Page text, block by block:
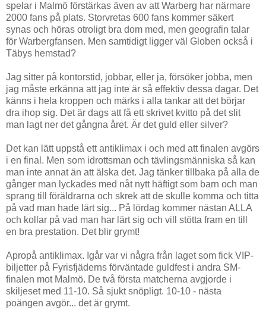
spelar i Malmö förstärkas även av att Warberg har närmare
2000 fans på plats. Storvretas 600 fans kommer säkert
synas och höras otroligt bra dom med, men geografin talar
för Warbergfansen. Men samtidigt ligger väl Globen också i
Täbys hemstad?
Jag sitter på kontorstid, jobbar, eller ja, försöker jobba, men
jag måste erkänna att jag inte är så effektiv dessa dagar. Det
känns i hela kroppen och märks i alla tankar att det börjar
dra ihop sig. Det är dags att få ett skrivet kvitto på det slit
man lagt ner det gångna året. Är det guld eller silver?
Det kan lätt uppstå ett antiklimax i och med att finalen avgörs
i en final. Men som idrottsman och tävlingsmänniska så kan
man inte annat än att älska det. Jag tänker tillbaka på alla de
gånger man lyckades med nåt nytt häftigt som barn och man
sprang till föräldrarna och skrek att de skulle komma och titta
på vad man hade lärt sig... På lördag kommer nästan ALLA
och kollar på vad man har lärt sig och vill stötta fram en till
en bra prestation. Det blir grymt!
Apropå antiklimax. Igår var vi några från laget som fick VIP-
biljetter på Fyrisfjäderns förväntade guldfest i andra SM-
finalen mot Malmö. De två första matcherna avgjorde i
skiljeset med 11-10. Så sjukt snöpligt. 10-10 - nästa
poängen avgör... det är grymt.